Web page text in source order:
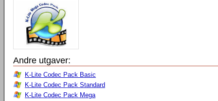
Andre utgaver:
K-Lite Codec Pack Basic
K-Lite Codec Pack Standard
K-Lite Codec Pack Mega